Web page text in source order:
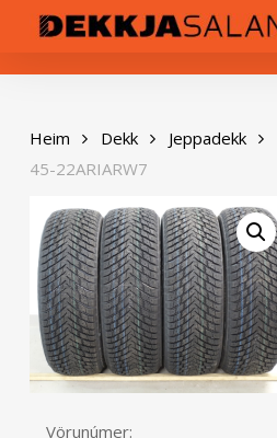
content
Heim Dekk Jeppadekk
45-22ARIARW7
Vörunúmer: